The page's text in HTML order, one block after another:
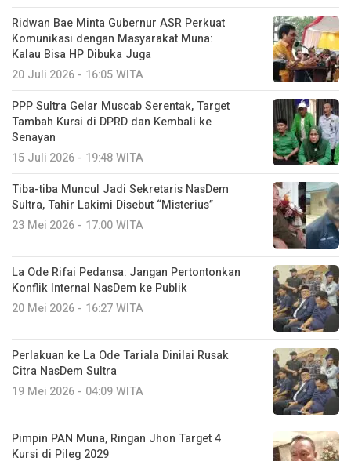
Ridwan Bae Minta Gubernur ASR Perkuat
Komunikasi dengan Masyarakat Muna:
Kalau Bisa HP Dibuka Juga
20 Juli 2026 - 16:05 WITA
PPP Sultra Gelar Muscab Serentak, Target
Tambah Kursi di DPRD dan Kembali ke
Senayan
15 Juli 2026 - 19:48 WITA
Tiba-tiba Muncul Jadi Sekretaris NasDem
Sultra, Tahir Lakimi Disebut “Misterius”
23 Mei 2026 - 17:00 WITA
La Ode Rifai Pedansa: Jangan Pertontonkan
Konflik Internal NasDem ke Publik
20 Mei 2026 - 16:27 WITA
Perlakuan ke La Ode Tariala Dinilai Rusak
Citra NasDem Sultra
19 Mei 2026 - 04:09 WITA
Pimpin PAN Muna, Ringan Jhon Target 4
Kursi di Pileg 2029